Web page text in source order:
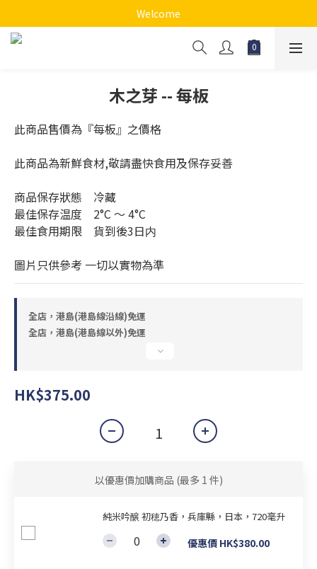
Welcome
木之芽 -- 每板
此商品售價為『每板』之價格
此商品為新鮮食材,敬請盡快食用及保存妥善
商品保存狀態　冷藏
最佳保存温度　2°C 〜 4°C
最佳食用期限　貨到後3日内
圖片只供參考 一切以實物為準
全店，港島(港島線沿線)免運
全店，港島(港島線以外)免運
HK$375.00
以優惠價加購商品 (最多 1 件)
純米吟醸 初穂乃香，兵庫縣，日本，720毫升
優惠價 HK$380.00